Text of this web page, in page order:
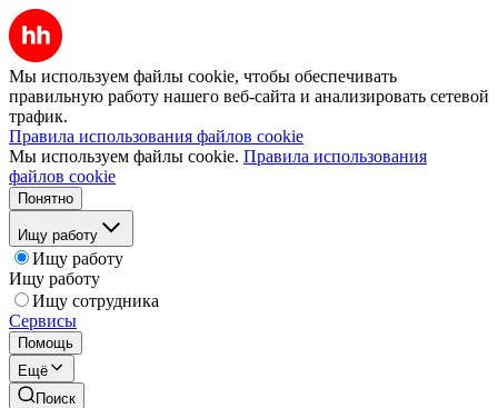
Мы используем файлы cookie, чтобы обеспечивать
правильную работу нашего веб-сайта и анализировать сетевой
трафик.
Правила использования файлов cookie
Мы используем файлы cookie. Правила использования
файлов cookie
Понятно
Ищу работу
Ищу работу
Ищу работу
Ищу сотрудника
Сервисы
Помощь
Ещё
Поиск